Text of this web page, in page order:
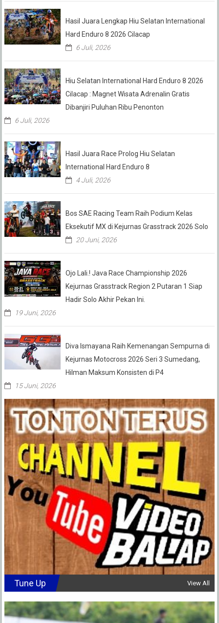
Hasil Juara Lengkap Hiu Selatan International
Hard Enduro 8 2026 Cilacap
6 Juli, 2026
Hiu Selatan International Hard Enduro 8 2026
Cilacap : Magnet Wisata Adrenalin Gratis
Dibanjiri Puluhan Ribu Penonton
6 Juli, 2026
Hasil Juara Race Prolog Hiu Selatan
International Hard Enduro 8
4 Juli, 2026
Bos SAE Racing Team Raih Podium Kelas
Eksekutif MX di Kejurnas Grasstrack 2026 Solo
20 Juni, 2026
Ojo Lali.! Java Race Championship 2026
Kejurnas Grasstrack Region 2 Putaran 1 Siap
Hadir Solo Akhir Pekan Ini.
19 Juni, 2026
Diva Ismayana Raih Kemenangan Sempurna di
Kejurnas Motocross 2026 Seri 3 Sumedang,
Hilman Maksum Konsisten di P4
15 Juni, 2026
Tune Up View All